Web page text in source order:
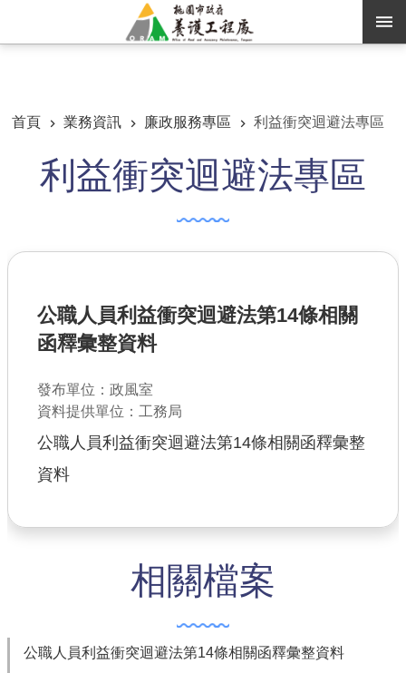
進階搜尋
訊息公告
便民服務
資訊公開
路燈
公共工程
回首頁
首頁
業務資訊 廉政服務專區 利益衝突迴避法專區
利益衝突迴避法專區
公職人員利益衝突迴避法第14條相關
函釋彙整資料
發布單位：政風室
資料提供單位：工務局
公職人員利益衝突迴避法第14條相關函釋彙整
資料
相關檔案
公職人員利益衝突迴避法第14條相關函釋彙整資料